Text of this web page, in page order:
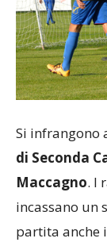
Si infrangono
di Seconda
Maccagno. I
incassano un
partita anche